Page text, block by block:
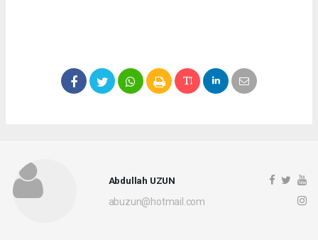
Abdullah UZUN
abuzun@hotmail.com